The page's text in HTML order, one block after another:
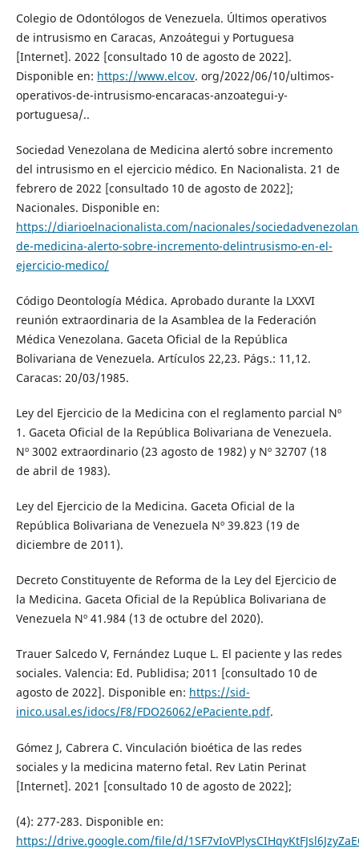
Colegio de Odontólogos de Venezuela. Últimos operativos
de intrusismo en Caracas, Anzoátegui y Portuguesa
[Internet]. 2022 [consultado 10 de agosto de 2022].
Disponible en: https://www.elcov. org/2022/06/10/ultimos-
operativos-de-intrusismo-encaracas-anzoategui-y-
portuguesa/..
Sociedad Venezolana de Medicina alertó sobre incremento
del intrusismo en el ejercicio médico. En Nacionalista. 21 de
febrero de 2022 [consultado 10 de agosto de 2022];
Nacionales. Disponible en:
https://diarioelnacionalista.com/nacionales/
de-medicina-alerto-sobre-incremento-delintrusismo-en-el-
ejercicio-medico/
Código Deontología Médica. Aprobado durante la LXXVI
reunión extraordinaria de la Asamblea de la Federación
Médica Venezolana. Gaceta Oficial de la República
Bolivariana de Venezuela. Artículos 22,23. Págs.: 11,12.
Caracas: 20/03/1985.
Ley del Ejercicio de la Medicina con el reglamento parcial Nº
1. Gaceta Oficial de la República Bolivariana de Venezuela.
Nº 3002 extraordinario (23 agosto de 1982) y Nº 32707 (18
de abril de 1983).
Ley del Ejercicio de la Medicina. Gaceta Oficial de la
República Bolivariana de Venezuela Nº 39.823 (19 de
diciembre de 2011).
Decreto Constituyente de Reforma de la Ley del Ejercicio de
la Medicina. Gaceta Oficial de la República Bolivariana de
Venezuela Nº 41.984 (13 de octubre del 2020).
Trauer Salcedo V, Fernández Luque L. El paciente y las redes
sociales. Valencia: Ed. Publidisa; 2011 [consultado 10 de
agosto de 2022]. Disponible en: https://sid-
inico.usal.es/idocs/F8/FDO26062/ePaciente.pdf.
Gómez J, Cabrera C. Vinculación bioética de las redes
sociales y la medicina materno fetal. Rev Latin Perinat
[Internet]. 2021 [consultado 10 de agosto de 2022];
(4): 277-283. Disponible en:
https://drive.google.com/file/d/